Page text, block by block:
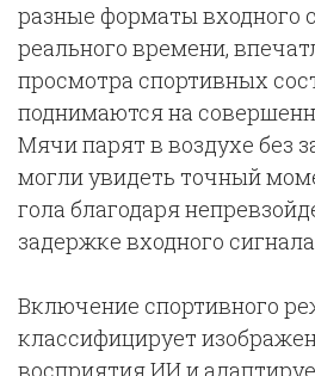
разные форматы входного
реального времени,
просмотра спортивных
поднимаются на
Мячи парят в воздухе без
могли увидеть точный
гола благодаря
задержке входного
Включение спортивного
классифицирует
восприятия ИИ и